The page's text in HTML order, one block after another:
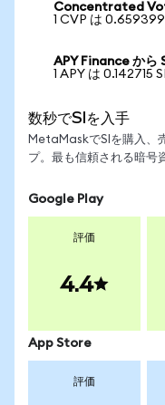
Concentrated
1 CVP は 0.659399
APY Finance から
1 APY は 0.142715
数秒でSIを入手
MetaMaskでSIを購入、
プ。最も信頼される暗号
Google Play
評価
4.4
App Store
評価